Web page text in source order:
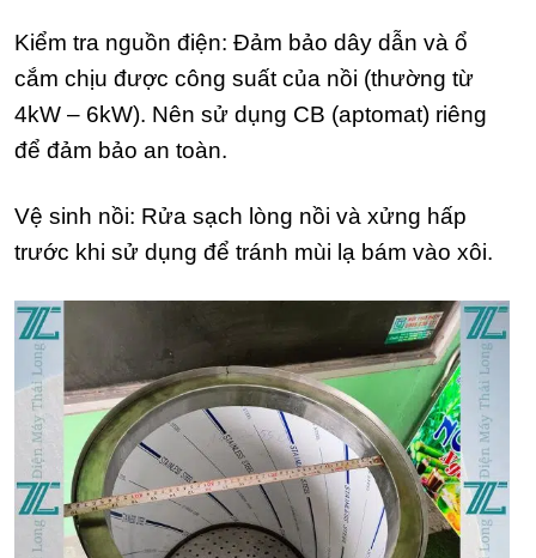
Kiểm tra nguồn điện: Đảm bảo dây dẫn và ổ
cắm chịu được công suất của nồi (thường từ
4kW – 6kW). Nên sử dụng CB (aptomat) riêng
để đảm bảo an toàn.
Vệ sinh nồi: Rửa sạch lòng nồi và xửng hấp
trước khi sử dụng để tránh mùi lạ bám vào xôi.